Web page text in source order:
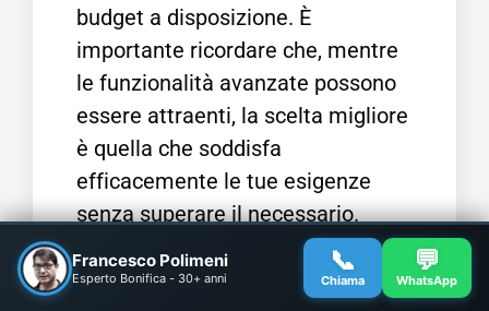
Francesco Polimeni
Esperto Bonifica - 30+ anni
📞
Chiama
💬
WhatsApp
budget a disposizione. È
importante ricordare che, mentre
le funzionalità avanzate possono
essere attraenti, la scelta migliore
è quella che soddisfa
efficacemente le tue esigenze
senza superare il necessario.
Considera attentamente le tue
priorità e fai ricerche approfondite